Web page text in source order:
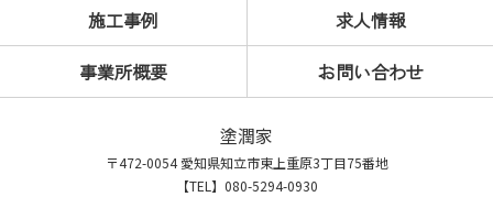
施工事例
求人情報
事業所概要
お問い合わせ
塗潤家
〒472-0054 愛知県知立市東上重原3丁目75番地
【TEL】080-5294-0930